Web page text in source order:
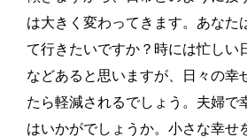
は大きく変わってきます。あなた
て行きたいですか？時には忙しい
などあると思いますが、日々の幸
たら軽減されるでしょう。夫婦で
はいかがでしょうか。小さな幸せ